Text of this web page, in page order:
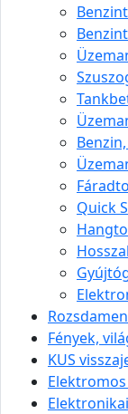
Quick
Fények,
KUS